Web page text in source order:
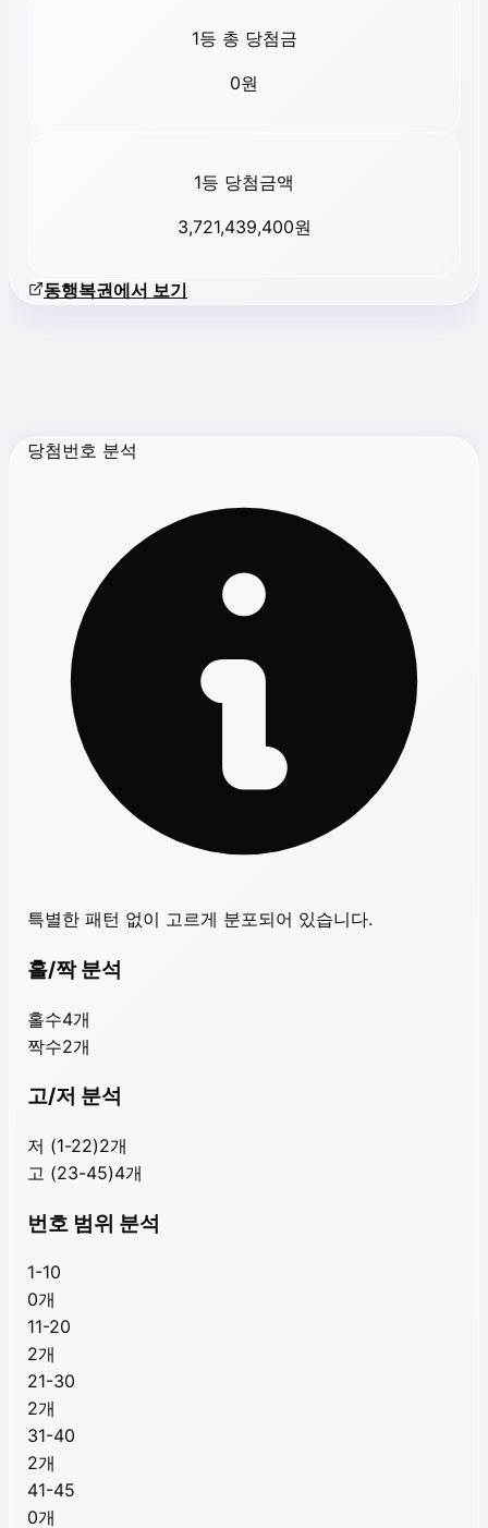
1등 총 당첨금
0원
1등 당첨금액
3,721,439,400원
동행복권에서 보기
당첨번호 분석
특별한 패턴 없이 고르게 분포되어 있습니다.
홀/짝 분석
홀수4개
짝수2개
고/저 분석
저 (1-22)2개
고 (23-45)4개
번호 범위 분석
1-10
0개
11-20
2개
21-30
2개
31-40
2개
41-45
0개